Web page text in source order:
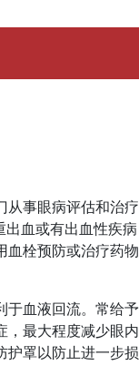
从事眼病评估和治疗
血或有出血性疾病
血栓预防或治疗药物
于血液回流。常给予
，最大程度减少眼内
护罩以防止进一步损